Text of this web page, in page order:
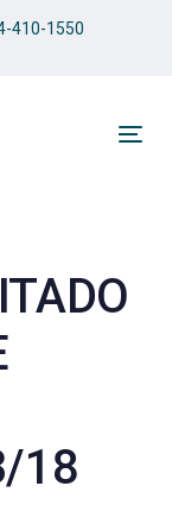
410-1550
18